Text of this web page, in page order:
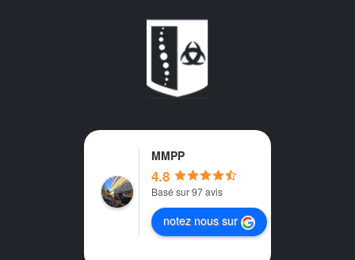
MMPP
4.8
Basé sur 97 avis
notez nous sur